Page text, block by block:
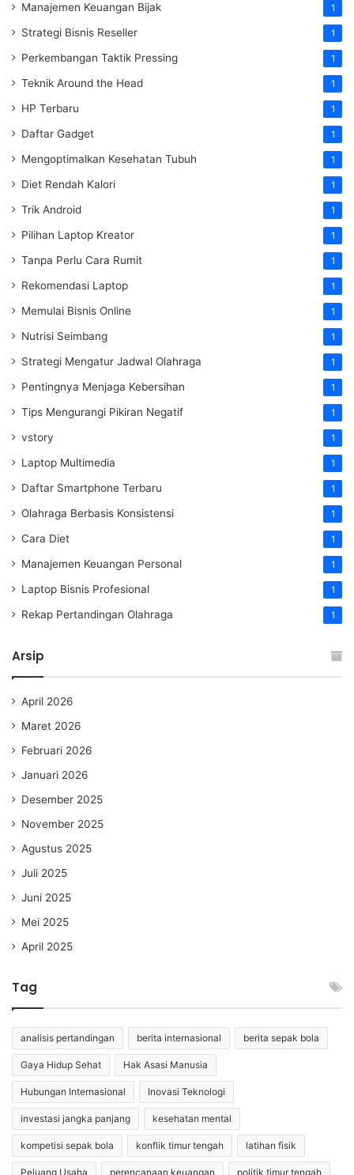
Manajemen Keuangan Bijak 1
Strategi Bisnis Reseller 1
Perkembangan Taktik Pressing 1
Teknik Around the Head 1
HP Terbaru 1
Daftar Gadget 1
Mengoptimalkan Kesehatan Tubuh 1
Diet Rendah Kalori 1
Trik Android 1
Pilihan Laptop Kreator 1
Tanpa Perlu Cara Rumit 1
Rekomendasi Laptop 1
Memulai Bisnis Online 1
Nutrisi Seimbang 1
Strategi Mengatur Jadwal Olahraga 1
Pentingnya Menjaga Kebersihan 1
Tips Mengurangi Pikiran Negatif 1
vstory 1
Laptop Multimedia 1
Daftar Smartphone Terbaru 1
Olahraga Berbasis Konsistensi 1
Cara Diet 1
Manajemen Keuangan Personal 1
Laptop Bisnis Profesional 1
Rekap Pertandingan Olahraga 1
Arsip
April 2026
Maret 2026
Februari 2026
Januari 2026
Desember 2025
November 2025
Agustus 2025
Juli 2025
Juni 2025
Mei 2025
April 2025
Tag
analisis pertandingan berita internasional berita sepak bola
Gaya Hidup Sehat Hak Asasi Manusia
Hubungan Internasional Inovasi Teknologi
investasi jangka panjang kesehatan mental
kompetisi sepak bola konflik timur tengah latihan fisik
Peluang Usaha perencanaan keuangan politik timur tengah